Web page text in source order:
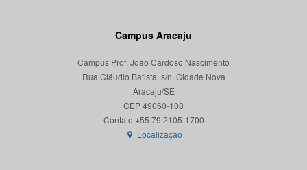
Campus Aracaju
Campus Prof. João Cardoso Nascimento
Rua Cláudio Batista, s/n, Cidade Nova
Aracaju/SE
CEP 49060-108
Localização